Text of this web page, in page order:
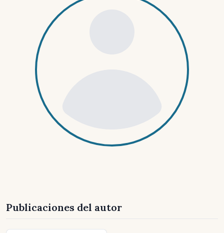
Publicaciones del autor